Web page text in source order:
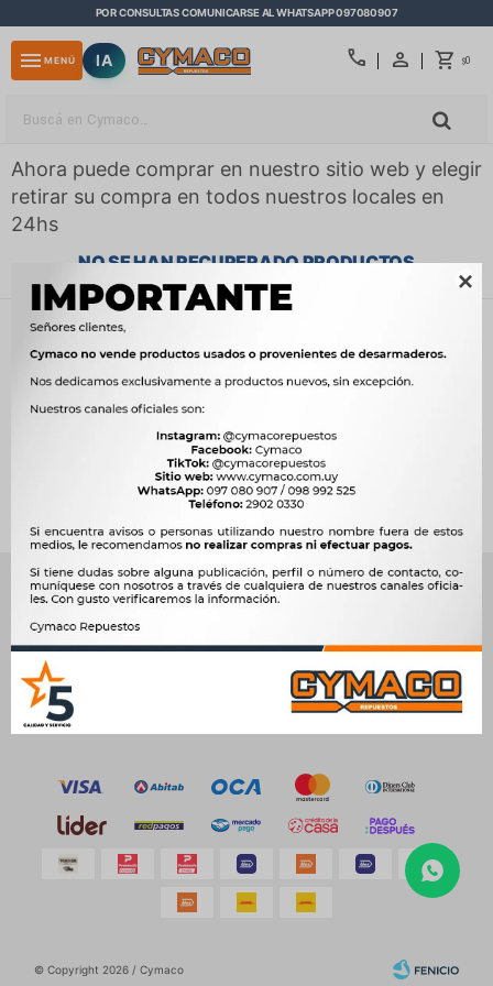

POR CONSULTAS COMUNICARSE AL WHATSAPP 097080907
call $0
menu MENÚ IA
Ahora puede comprar en nuestro sitio web y elegir
retirar su compra en todos nuestros locales en
24hs
NO SE HAN RECUPERADO PRODUCTOS
¡Lo sentimos! No hay productos en esta sección.
Inténtalo nuevamente con otros criterios de filtrado o busca en
otras secciones de nuestro catálogo.
Compatibilidad:ZOTYE
NEWSLETTER
¡Suscribite y recibí todas nuestras novedades!
SUSCRIBIRME
© Copyright 2026 / Cymaco
close